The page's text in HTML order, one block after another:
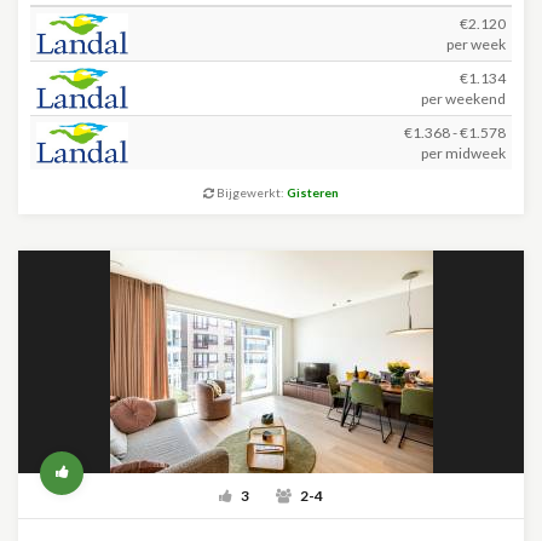
€2.120
per week
€1.134
per weekend
€1.368 - €1.578
per midweek
Bijgewerkt: Gisteren
3 2-4